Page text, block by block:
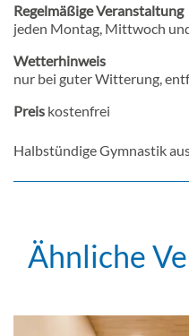
Regelmäßige Veranstaltung
jeden Montag, Mittwoch
Wetterhinweis
nur bei guter Witterung,
Preis kostenfrei
Halbstündige Gymnastik
Ähnliche